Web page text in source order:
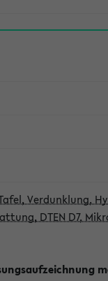
Verdunklung,
DTEN D7,